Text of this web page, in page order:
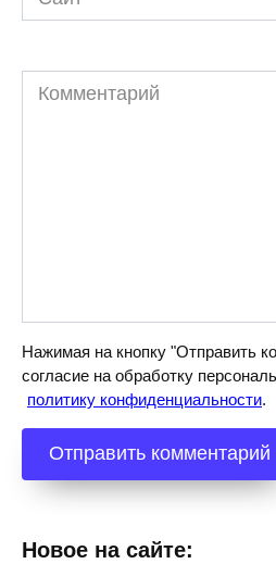
Комментарий
Нажимая на кнопку "Отправить
согласие на обработку
политику конфиденциальности.
Новое на сайте: